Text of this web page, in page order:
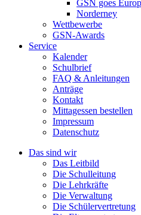
GSN goes
Norderney
Wettbewerbe
GSN-Awards
Service
Kalender
Schulbrief
FAQ & Anleitungen
Anträge
Kontakt
Mittagessen bestellen
Impressum
Datenschutz
Das sind wir
Das Leitbild
Die Schulleitung
Die Lehrkräfte
Die Verwaltung
Die Schülervertretung